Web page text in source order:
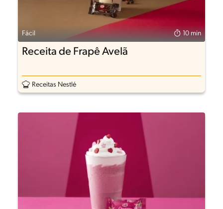
Fácil 10 min
Receita de Frapê Avelã
Receitas Nestlé